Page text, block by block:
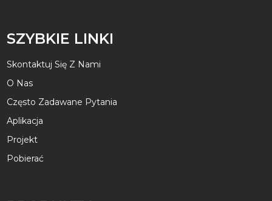
SZYBKIE LINKI
Skontaktuj Się Z Nami
O Nas
Często Zadawane Pytania
Aplikacja
Projekt
Pobierać